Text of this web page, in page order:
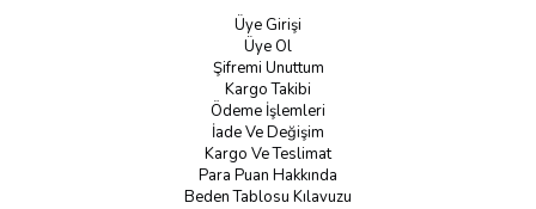
Üye Girişi
Üye Ol
Şifremi Unuttum
Kargo Takibi
Ödeme İşlemleri
İade Ve Değişim
Kargo Ve Teslimat
Para Puan Hakkında
Beden Tablosu Kılavuzu